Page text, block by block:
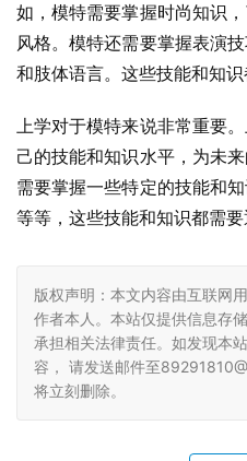
如，模特需要掌握时尚知识
风格。模特还需要掌握表演
和肢体语言。这些技能和知
上学对于模特来说非常重要
己的技能和知识水平，为未
需要掌握一些特定的技能和
等等，这些技能和知识都需要
版权声明：本文内容由互联网
作者本人。本站仅提供信息存
承担相关法律责任。如发现本
容， 请发送邮件至
将立刻删除。